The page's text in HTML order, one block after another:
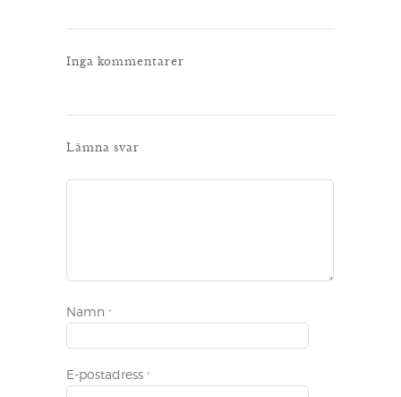
Inga kommentarer
Lämna svar
Namn *
E-postadress *